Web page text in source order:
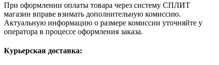
При оформлении оплаты товара через систему СПЛИТ
магазин вправе взимать дополнительную комиссию.
Актуальную информацию о размере комиссии уточняйте у
оператора в процессе оформления заказа.
Курьерская доставка: